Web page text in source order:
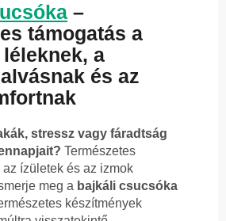
–
támogatás a
a
és az
stressz vagy fáradtság
Természetes
ízületek és az izmok
meg a bajkáli csucsóka
készítmények